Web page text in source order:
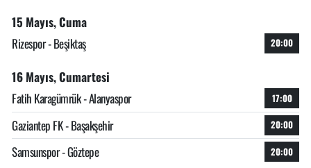
15 Mayıs, Cuma
Rizespor - Beşiktaş
20:00
16 Mayıs, Cumartesi
Fatih Karagümrük - Alanyaspor
17:00
Gaziantep FK - Başakşehir 20:00
Samsunspor - Göztepe 20:00